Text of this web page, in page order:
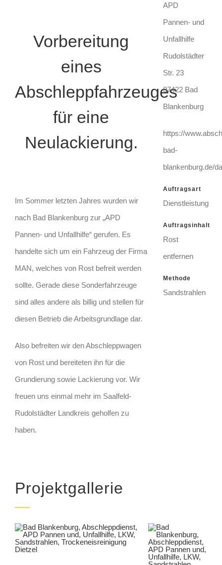
Vorbereitung
eines
Abschleppfahrzeuges
für eine
Neulackierung.
Im Sommer letzten Jahres wurden wir
nach Bad Blankenburg zur „APD
Pannen- und Unfallhilfe“ gerufen. Es
handelte sich um ein Fahrzeug der Firma
MAN, welches von Rost befreit werden
sollte. Gerade diese Sonderfahrzeuge
sind alles andere als billig und stellen für
diesen Betrieb die Arbeitsgrundlage dar.
Also befreiten wir den Abschleppwagen
von Rost und bereiteten ihn für die
Grundierung sowie Lackierung vor. Wir
freuen uns einmal mehr im Saalfeld-
Rudolstädter Landkreis geholfen zu
haben.
APD
Pannen- und
Unfallhilfe
Rudolstädter
Str. 23
07422 Bad
Blankenburg
https://
bad-
blankenburg.de/
Auftragsart
Dienstleistung
Auftragsinhalt
Rost
entfernen
Methode
Sandstrahlen
Projektgallerie